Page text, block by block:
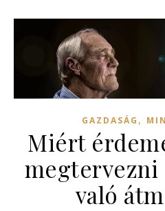
GAZDASÁG ,
Miért
megtervezni
való